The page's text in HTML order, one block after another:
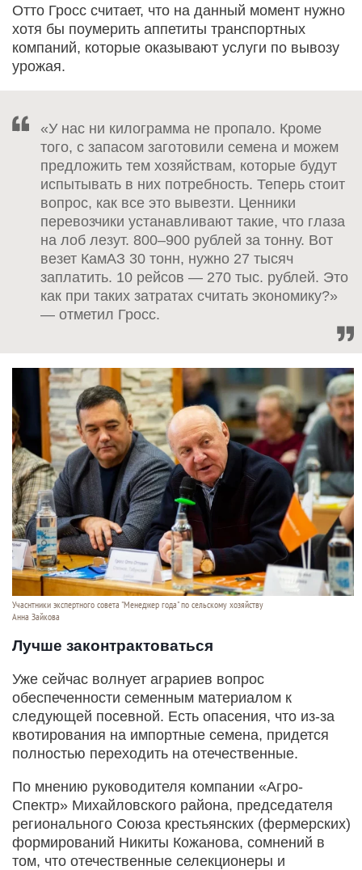
Отто Гросс считает, что на данный момент нужно
хотя бы поумерить аппетиты транспортных
компаний, которые оказывают услуги по вывозу
урожая.
«У нас ни килограмма не пропало. Кроме
того, с запасом заготовили семена и можем
предложить тем хозяйствам, которые будут
испытывать в них потребность. Теперь стоит
вопрос, как все это вывезти. Ценники
перевозчики устанавливают такие, что глаза
на лоб лезут. 800–900 рублей за тонну. Вот
везет КамАЗ 30 тонн, нужно 27 тысяч
заплатить. 10 рейсов — 270 тыс. рублей. Это
как при таких затратах считать экономику?»
— отметил Гросс.
Учаснтники экспертного совета "Менеджер года" по сельскому хозяйству
Анна Зайкова
Лучше законтрактоваться
Уже сейчас волнует аграриев вопрос
обеспеченности семенным материалом к
следующей посевной. Есть опасения, что из-за
квотирования на импортные семена, придется
полностью переходить на отечественные.
По мнению руководителя компании «Агро-
Спектр» Михайловского района, председателя
регионального Союза крестьянских (фермерских)
формирований Никиты Кожанова, сомнений в
том, что отечественные селекционеры и